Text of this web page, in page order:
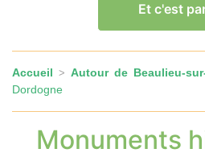
Et c'est
Accueil > Autour de Beaulieu-
Dordogne
Monuments